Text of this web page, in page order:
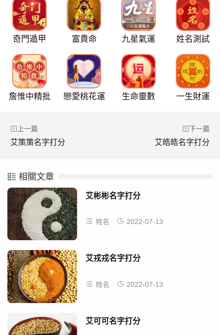
奇門遁甲 富貴命 九星氣運 姓名測試
詹惟中精批 戀愛桃花運 生命靈數 一生財運
上一篇
艾策策名字打分
下一篇
艾皓皓名字打分
相關文章
艾彬彬名字打分
姓名 2022-07-13
艾戎戎名字打分
姓名 2022-07-13
艾可可名字打分